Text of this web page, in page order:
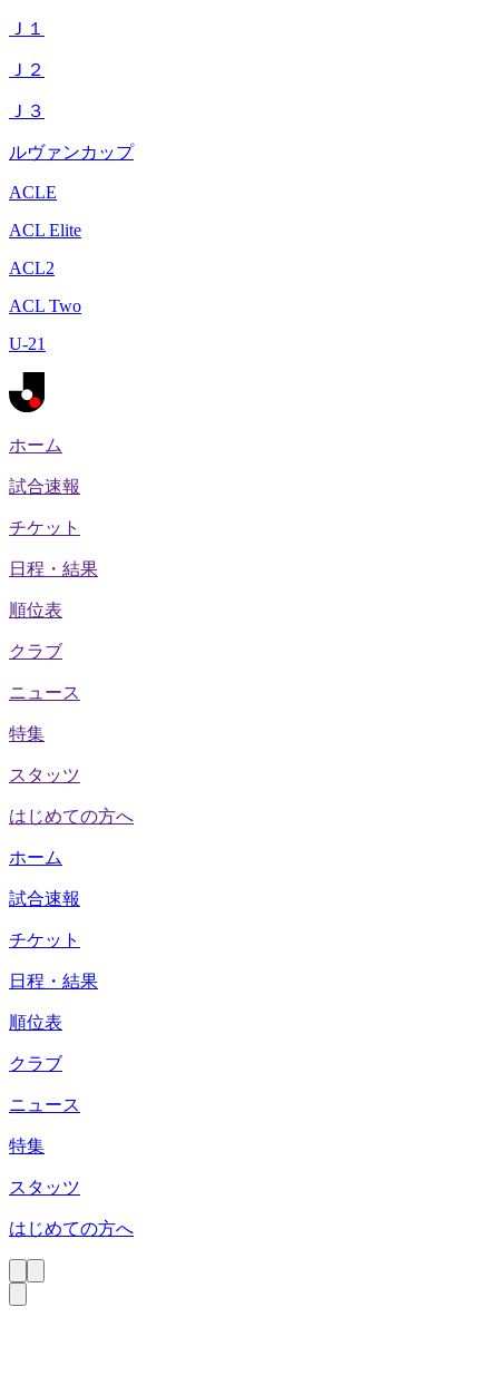
Ｊ１
Ｊ２
Ｊ３
ルヴァンカップ
ACLE
ACL Elite
ACL2
ACL Two
U-21
ホーム
試合速報
チケット
日程・結果
順位表
クラブ
ニュース
特集
スタッツ
はじめての方へ
ホーム
試合速報
チケット
日程・結果
順位表
クラブ
ニュース
特集
スタッツ
はじめての方へ